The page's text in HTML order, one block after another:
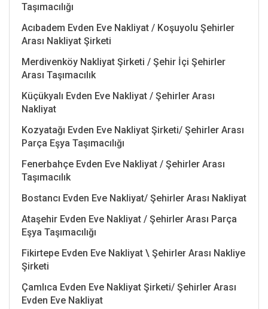
Taşımacılığı
Acıbadem Evden Eve Nakliyat / Koşuyolu Şehirler
Arası Nakliyat Şirketi
Merdivenköy Nakliyat Şirketi / Şehir İçi Şehirler
Arası Taşımacılık
Küçükyalı Evden Eve Nakliyat / Şehirler Arası
Nakliyat
Kozyatağı Evden Eve Nakliyat Şirketi/ Şehirler Arası
Parça Eşya Taşımacılığı
Fenerbahçe Evden Eve Nakliyat / Şehirler Arası
Taşımacılık
Bostancı Evden Eve Nakliyat/ Şehirler Arası Nakliyat
Ataşehir Evden Eve Nakliyat / Şehirler Arası Parça
Eşya Taşımacılığı
Fikirtepe Evden Eve Nakliyat \ Şehirler Arası Nakliye
Şirketi
Çamlıca Evden Eve Nakliyat Şirketi/ Şehirler Arası
Evden Eve Nakliyat